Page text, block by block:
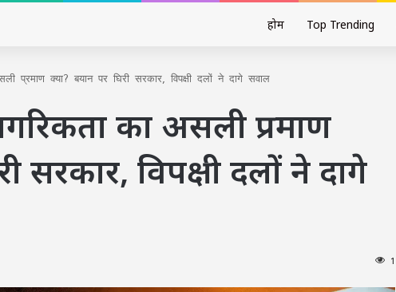
होम Top Trending
प्रमाण क्या? बयान पर घिरी सरकार, विपक्षी दलों ने दागे सवाल
का असली प्रमाण
सरकार, विपक्षी दलों ने दागे
1